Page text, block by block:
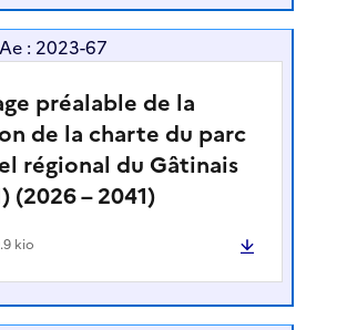
: 2023-67
préalable de la
de la charte du parc
régional du Gâtinais
(2026 – 2041)
kio